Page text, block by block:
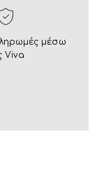
μέσω
Viva